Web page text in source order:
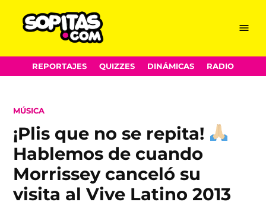
Skip
to
Menu
REPORTAJES QUIZZES DINÁMICAS RADIO
POSTED
MÚSICA
¡Plis que no se repita!
Hablemos de cuando
Morrissey canceló su
visita al Vive Latino 2013